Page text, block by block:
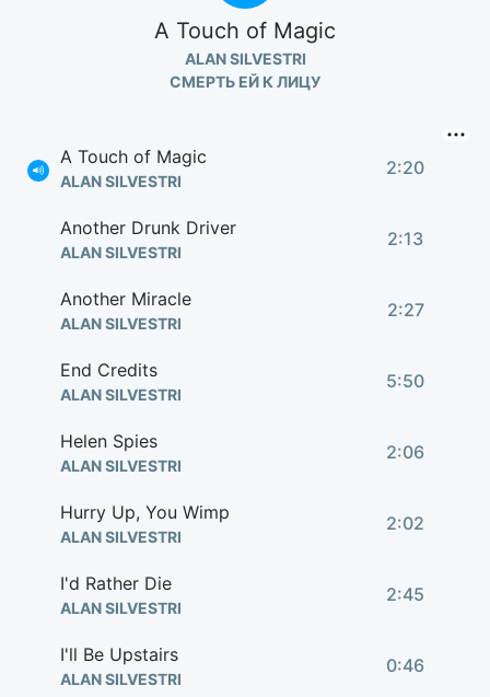
A Touch of Magic
ALAN SILVESTRI
СМЕРТЬ ЕЙ К ЛИЦУ
A Touch of Magic
ALAN SILVESTRI
2:20
Another Drunk Driver
ALAN SILVESTRI
2:13
Another Miracle
ALAN SILVESTRI
2:27
End Credits
ALAN SILVESTRI
5:50
Helen Spies
ALAN SILVESTRI
2:06
Hurry Up, You Wimp
ALAN SILVESTRI
2:02
I'd Rather Die
ALAN SILVESTRI
2:45
I'll Be Upstairs
ALAN SILVESTRI
0:46